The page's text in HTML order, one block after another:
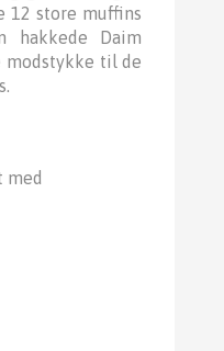
12 store muffins
hakkede Daim
modstykke til de
med